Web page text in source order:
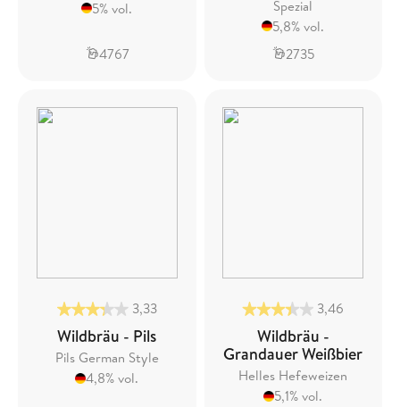
5% vol.
4767
Spezial
5,8% vol.
2735
3,33
Wildbräu - Pils
Pils German Style
4,8% vol.
3,46
Wildbräu -
Grandauer Weißbier
Helles Hefeweizen
5,1% vol.